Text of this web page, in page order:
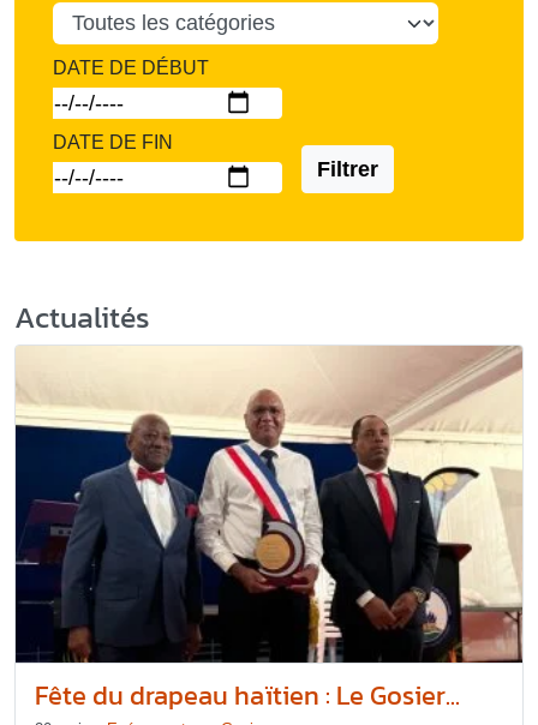
DATE DE DÉBUT
DATE DE FIN
Filtrer
Actualités
Fête du drapeau haïtien : Le Gosier...